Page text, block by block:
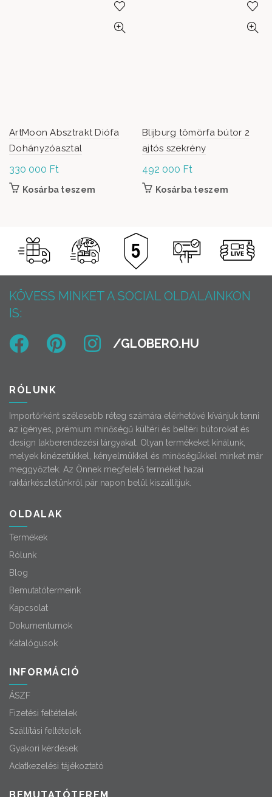
ArtMoon Absztrakt Diófa
Dohányzóasztal
330 000 Ft
Kosárba teszem
Blijburg tömörfa bútor 2
ajtós szekrény
492 000 Ft
Kosárba teszem
KÖVESS MINKET A SOCIAL OLDALAINKON
IS:
RÓLUNK
Importőrként szélesebb réteg számára elérhetővé kívánjuk tenni
az igényes, prémium minőségű kültéri és beltéri bútorokat és
design lakberendezési tárgyakat. Olyan termékeket kínálunk,
melyek kinézetükkel, kényelmükkel és minőségükkel minket már
meggyőztek. Az Önnek megfelelő terméket hazai
raktárkészletünkről pár napon belül kiszállítjuk.
OLDALAK
Termékek
Rólunk
Blog
Bemutatótermeink
Kapcsolat
Dokumentumok
Katalógusok
INFORMÁCIÓ
ÁSZF
Fizetési feltételek
Szállítási feltételek
Gyakori kérdések
Adatkezelési tájékoztató